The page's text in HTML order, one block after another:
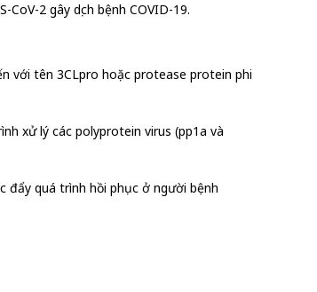
2 gây dịch bệnh COVID-19.
với tên 3CLpro hoặc protease protein phi
xử lý các polyprotein virus (pp1a và
đẩy quá trình hồi phục ở người bệnh